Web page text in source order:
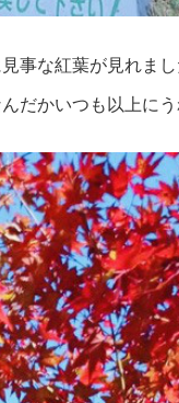
事な紅葉が見れまし
だかいつも以上にう